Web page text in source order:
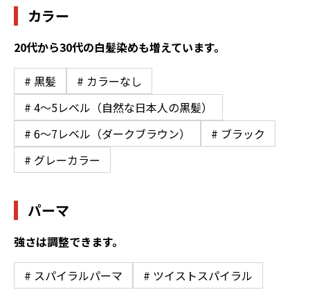
カラー
20代から30代の白髪染めも増えています。
# 黒髪
# カラーなし
# 4〜5レベル（自然な日本人の黒髪）
# 6〜7レベル（ダークブラウン）
# ブラック
# グレーカラー
パーマ
強さは調整できます。
# スパイラルパーマ # ツイストスパイラル